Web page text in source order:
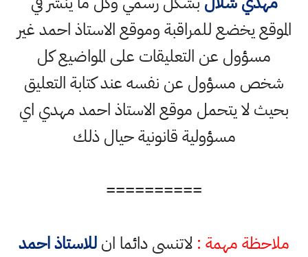
الموقع يخضع للمراقبة وموقع الاستاذ احمد غير
مسؤول عن التعليقات على المواضيع كل
شخص مسؤول عن نفسه عند كتابة التعليق
بحيث لا يتحمل موقع الاستاذ احمد مهدي اي
مسؤولية قانونية حيال ذلك
==========
ملاحظة مهمة : لاتنسى دائما انللاستاذ احمد